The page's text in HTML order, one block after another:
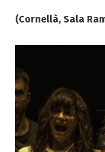
(Cornellà, Sala